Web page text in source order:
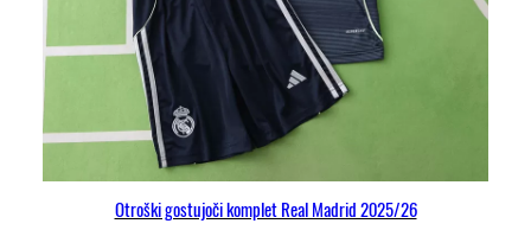
Otroški gostujoči komplet Real Madrid 2025/26